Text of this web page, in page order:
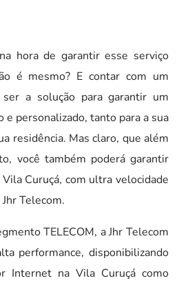
hora de garantir esse serviço
é mesmo? E contar com um
a solução para garantir um
personalizado, tanto para a sua
residência. Mas claro, que além
você também poderá garantir
Curuçá, com ultra velocidade
Telecom.
TELECOM, a Jhr Telecom
performance, disponibilizando
Internet na Vila Curuçá como